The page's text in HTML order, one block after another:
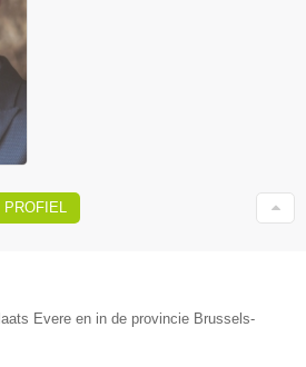
Evere en in de provincie Brussels-